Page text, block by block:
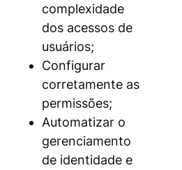
complexidade
dos acessos de
usuários;
Configurar
corretamente as
permissões;
Automatizar o
gerenciamento
de identidade e